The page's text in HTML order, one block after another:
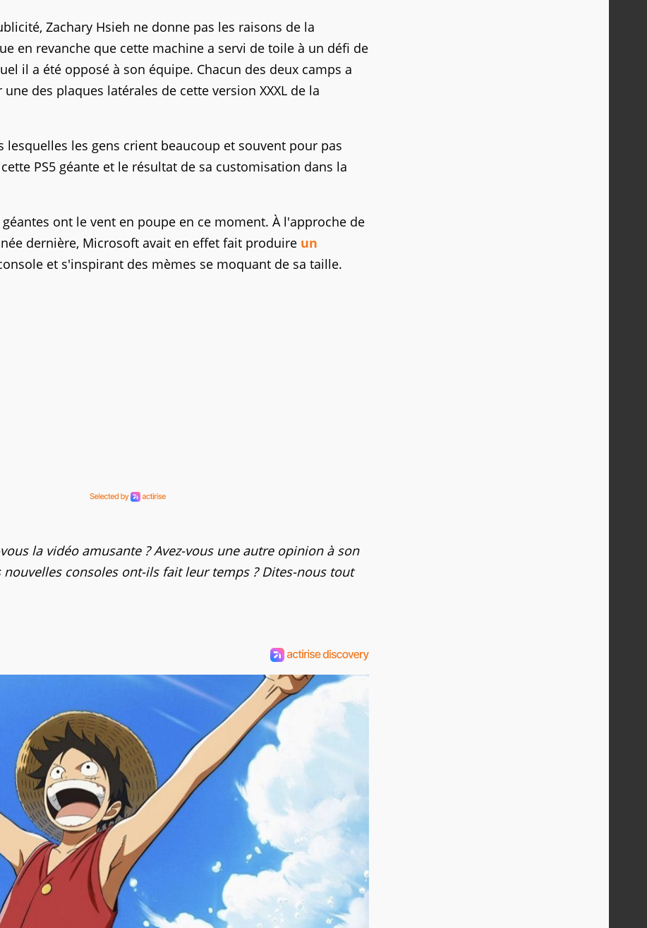
Zachary Hsieh ne donne pas les raisons de la
en revanche que cette machine a servi de toile à un défi de
il a été opposé à son équipe. Chacun des deux camps a
des plaques latérales de cette version XXXL de la
lesquelles les gens crient beaucoup et souvent pour pas
PS5 géante et le résultat de sa customisation dans la
ont le vent en poupe en ce moment. À l'approche de
dernière, Microsoft avait en effet fait produire un
et s'inspirant des mèmes se moquant de sa taille.
la vidéo amusante ? Avez-vous une autre opinion à son
consoles ont-ils fait leur temps ? Dites-nous tout